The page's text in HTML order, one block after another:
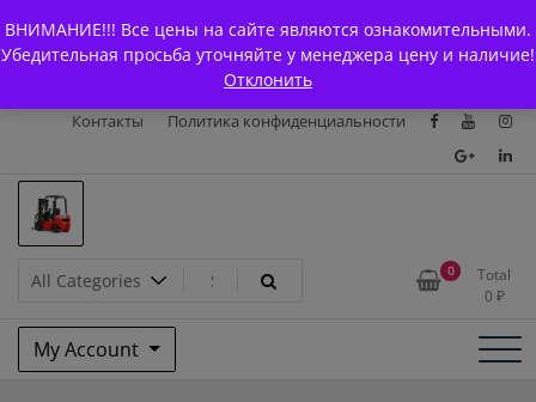
ВНИМАНИЕ!!! Все цены на сайте являются ознакомительными.
Убедительная просьба уточняйте у менеджера цену и наличие!
Отклонить
to
content
Главная
Магазин О Компании
Каталоги
Доставка и оплата
Контакты
Политика конфиденциальности
Запчасти для вилочых
погрузчиков и
электротележек Balkancar
0
Total
0 ₽
My Account